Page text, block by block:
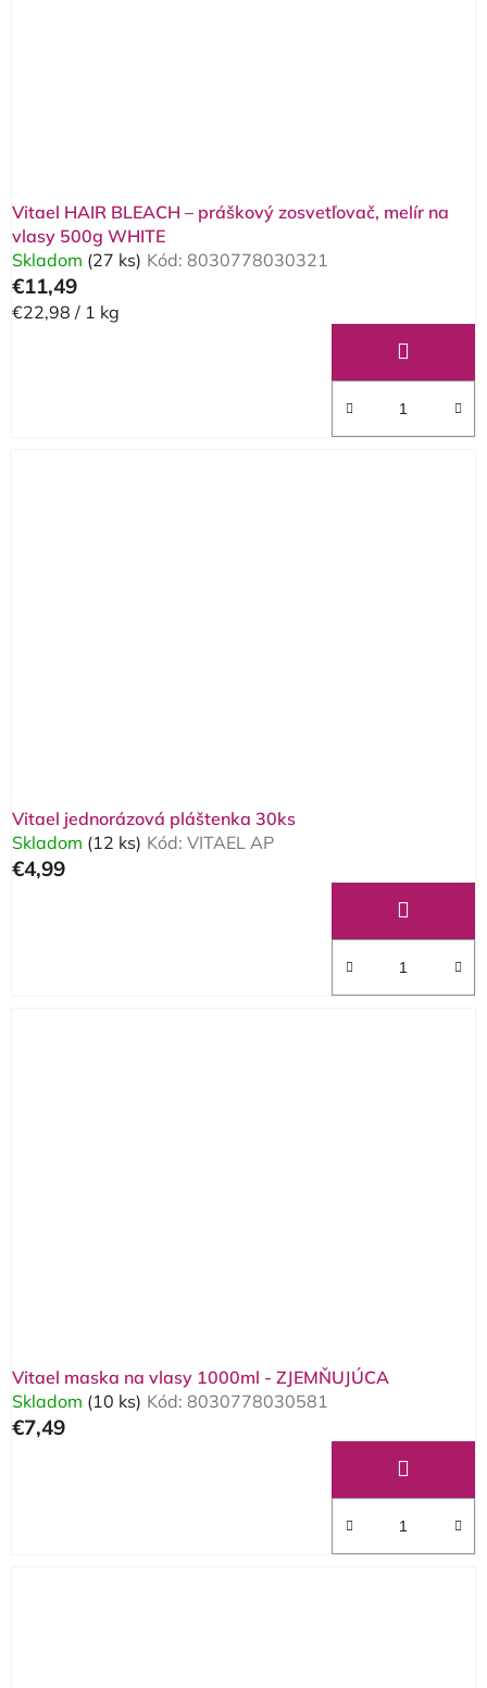
Vitael HAIR BLEACH – práškový zosvetľovač, melír na
vlasy 500g WHITE
Skladom (27 ks) Kód: 8030778030321
€11,49
Jednotková
€22,98 / 1 kg
Vitael jednorázová pláštenka 30ks
Skladom (12 ks) Kód: VITAEL AP
€4,99
Vitael maska na vlasy 1000ml - ZJEMŇUJÚCA
Skladom (10 ks) Kód: 8030778030581
€7,49